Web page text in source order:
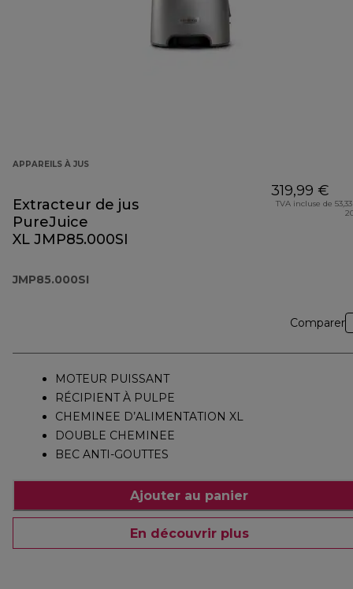
APPAREILS À JUS
Extracteur de jus
PureJuice
XL JMP85.000SI
JMP85.000SI
319,99 €
TVA incluse de
Comparer
MOTEUR PUISSANT
RÉCIPIENT À PULPE
CHEMINEE D’ALIMENTATION XL
DOUBLE CHEMINEE
BEC ANTI-GOUTTES
Ajouter au panier
En découvrir plus